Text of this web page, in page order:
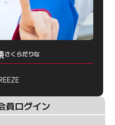
さくらだりな
員ログイン